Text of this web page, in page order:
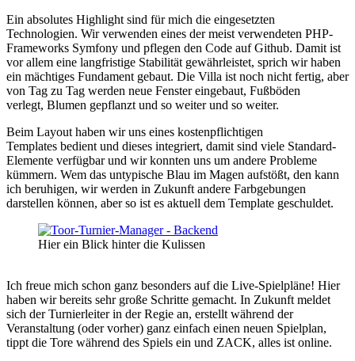
Ein absolutes Highlight sind für mich die eingesetzten
Technologien. Wir verwenden eines der meist verwendeten PHP-
Frameworks Symfony und pflegen den Code auf Github. Damit ist
vor allem eine langfristige Stabilität gewährleistet, sprich wir haben
ein mächtiges Fundament gebaut. Die Villa ist noch nicht fertig, aber
von Tag zu Tag werden neue Fenster eingebaut, Fußböden
verlegt, Blumen gepflanzt und so weiter und so weiter.
Beim Layout haben wir uns eines kostenpflichtigen
Templates bedient und dieses integriert, damit sind viele Standard-
Elemente verfügbar und wir konnten uns um andere Probleme
kümmern. Wem das untypische Blau im Magen aufstößt, den kann
ich beruhigen, wir werden in Zukunft andere Farbgebungen
darstellen können, aber so ist es aktuell dem Template geschuldet.
Hier ein Blick hinter die Kulissen
Ich freue mich schon ganz besonders auf die Live-Spielpläne! Hier
haben wir bereits sehr große Schritte gemacht. In Zukunft meldet
sich der Turnierleiter in der Regie an, erstellt während der
Veranstaltung (oder vorher) ganz einfach einen neuen Spielplan,
tippt die Tore während des Spiels ein und ZACK, alles ist online.